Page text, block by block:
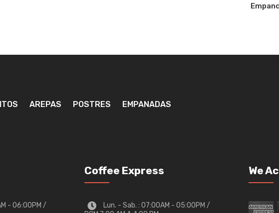
AREPAS POSTRES EMPANADAS
- 06:00PM /
Coffee Express
Lun. - Sab. : 07:00AM - 05:00PM /
We